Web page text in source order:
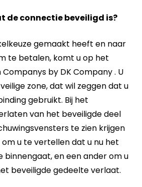
de connectie beveiligd is?
gemaakt heeft en naar
te betalen, komt u op het
by DK Company . U
zone, dat wil zeggen dat u
gebruikt. Bij het
van het beveiligde deel
te zien krijgen
u te vertellen dat u nu het
binnengaat, en een ander om u
beveiligde gedeelte verlaat.